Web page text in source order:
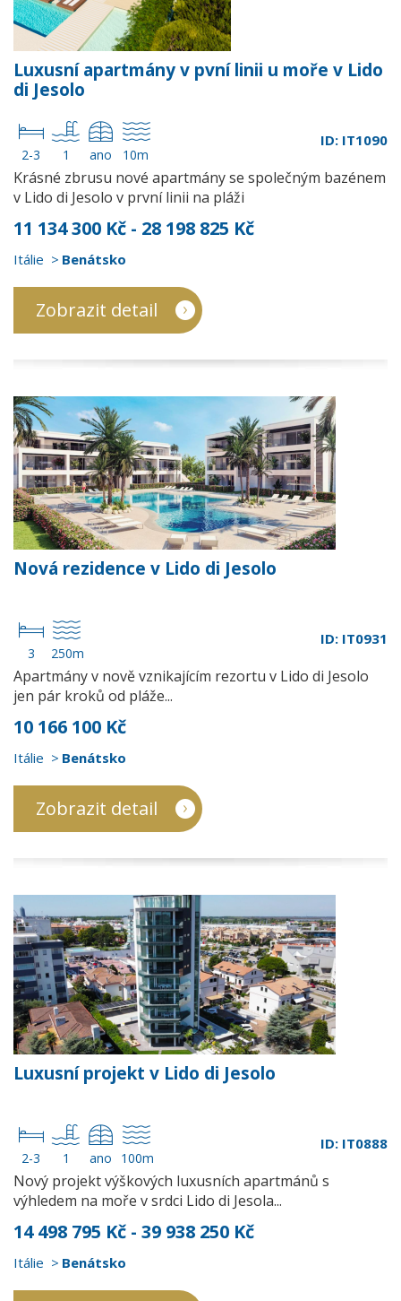
Luxusní apartmány v pvní linii u moře v Lido
di Jesolo
2-3 1 ano 10m
ID: IT1090
Krásné zbrusu nové apartmány se společným bazénem
v Lido di Jesolo v první linii na pláži
11 134 300 Kč - 28 198 825 Kč
Itálie Benátsko
Zobrazit detail
Nová rezidence v Lido di Jesolo
3 250m
ID: IT0931
Apartmány v nově vznikajícím rezortu v Lido di Jesolo
jen pár kroků od pláže...
10 166 100 Kč
Itálie Benátsko
Zobrazit detail
Luxusní projekt v Lido di Jesolo
2-3 1 ano 100m
ID: IT0888
Nový projekt výškových luxusních apartmánů s
výhledem na moře v srdci Lido di Jesola...
14 498 795 Kč - 39 938 250 Kč
Itálie Benátsko